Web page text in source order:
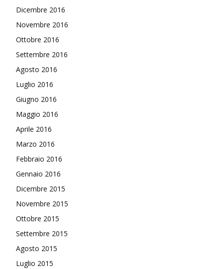
Dicembre 2016
Novembre 2016
Ottobre 2016
Settembre 2016
Agosto 2016
Luglio 2016
Giugno 2016
Maggio 2016
Aprile 2016
Marzo 2016
Febbraio 2016
Gennaio 2016
Dicembre 2015
Novembre 2015
Ottobre 2015
Settembre 2015
Agosto 2015
Luglio 2015